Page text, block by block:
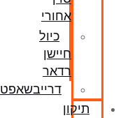
אחורי
כיול
חיישן
רדאר
דרייבשאפט
תיקון